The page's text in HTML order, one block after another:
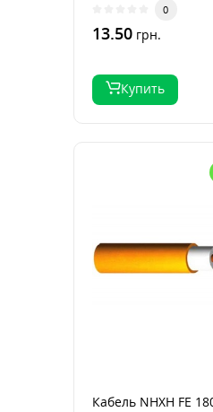
0
13.50грн.
Купить
Кабель NHXH FE